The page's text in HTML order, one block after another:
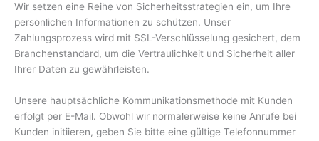
Wir setzen eine Reihe von Sicherheitsstrategien ein, um Ihre
persönlichen Informationen zu schützen. Unser
Zahlungsprozess wird mit SSL-Verschlüsselung gesichert, dem
Branchenstandard, um die Vertraulichkeit und Sicherheit aller
Ihrer Daten zu gewährleisten.
Unsere hauptsächliche Kommunikationsmethode mit Kunden
erfolgt per E-Mail. Obwohl wir normalerweise keine Anrufe bei
Kunden initiieren, geben Sie bitte eine gültige Telefonnummer